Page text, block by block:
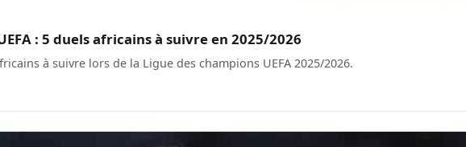
: 5 duels africains à suivre en 2025/2026
à suivre lors de la Ligue des champions UEFA 2025/2026.